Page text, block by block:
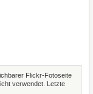
Flickr-Fotoseite
verwendet. Letzte